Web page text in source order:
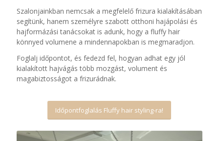
Szalonjainkban nemcsak a megfelelő frizura kialakításában
segítünk, hanem személyre szabott otthoni hajápolási és
hajformázási tanácsokat is adunk, hogy a fluffy hair
könnyed volumene a mindennapokban is megmaradjon.
Foglalj időpontot, és fedezd fel, hogyan adhat egy jól
kialakított hajvágás több mozgást, volument és
magabiztosságot a frizurádnak.
Időpontfoglalás Fluffy hair styling-ra!